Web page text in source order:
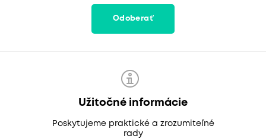
Odoberať
Užitočné informácie
Poskytujeme praktické a zrozumiteľné
rady